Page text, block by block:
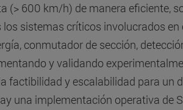
(> 600 km/h) de manera eficiente,
sistemas críticos involucrados
conmutador de sección,
y validando
factibilidad y escalabilidad para un
una implementación operativa de